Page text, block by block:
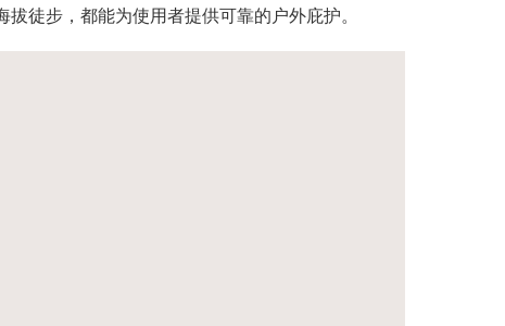
徒步，都能为使用者提供可靠的户外庇护。